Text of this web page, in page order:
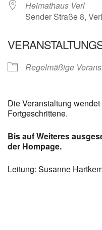
Heimathaus Verl
Sender Straße 8,
Regelmäßige
Die Veranstaltung
Fortgeschrittene.
Bis auf Weiteres
der Hompage.
Leitung: Susanne